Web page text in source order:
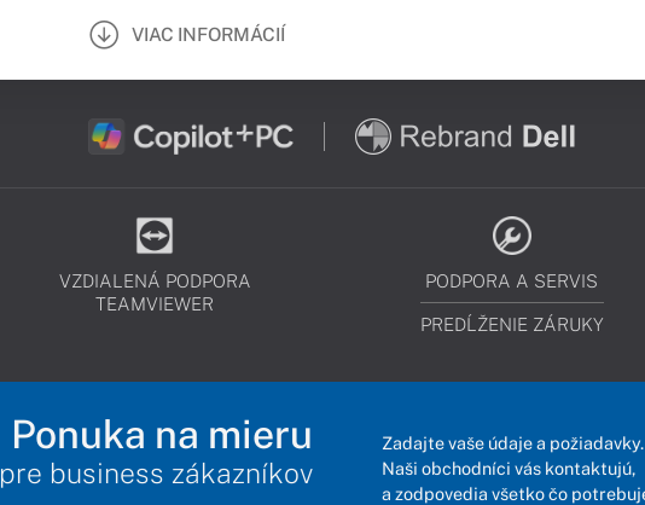
VIAC INFORMÁCIÍ
VZDIALENÁ PODPORA
TEAMVIEWER
PODPORA A SERVIS
PREDĹŽENIE ZÁRUKY
Ponuka na mieru
pre business zákazníkov
Zadajte vaše údaje a požiadavky.
Naši obchodníci vás kontaktujú,
a zodpovedia všetko čo